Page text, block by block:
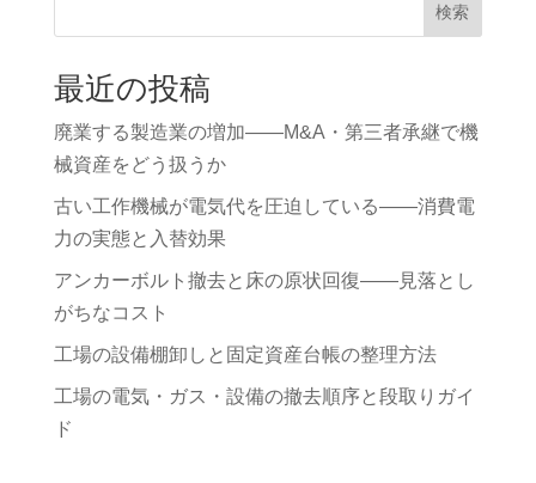
検索
最近の投稿
廃業する製造業の増加——M&A・第三者承継で機
械資産をどう扱うか
古い工作機械が電気代を圧迫している——消費電
力の実態と入替効果
アンカーボルト撤去と床の原状回復——見落とし
がちなコスト
工場の設備棚卸しと固定資産台帳の整理方法
工場の電気・ガス・設備の撤去順序と段取りガイ
ド